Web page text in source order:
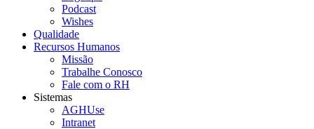
Podcast
Wishes
Qualidade
Recursos Humanos
Missão
Trabalhe Conosco
Fale com o RH
Sistemas
AGHUse
Intranet